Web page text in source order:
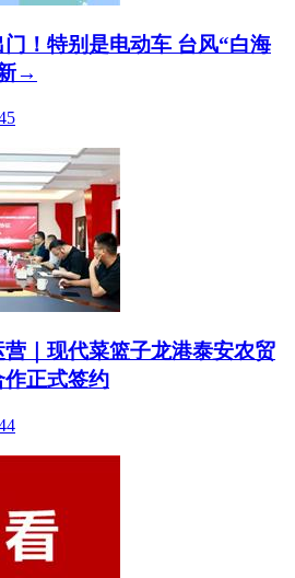
！特别是电动车 台风“白海
→
｜现代菜篮子龙港泰安农贸
正式签约